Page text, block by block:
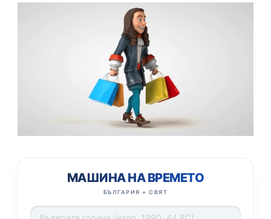
МАШИНА НА ВРЕМЕТО
БЪЛГАРИЯ + СВЯТ